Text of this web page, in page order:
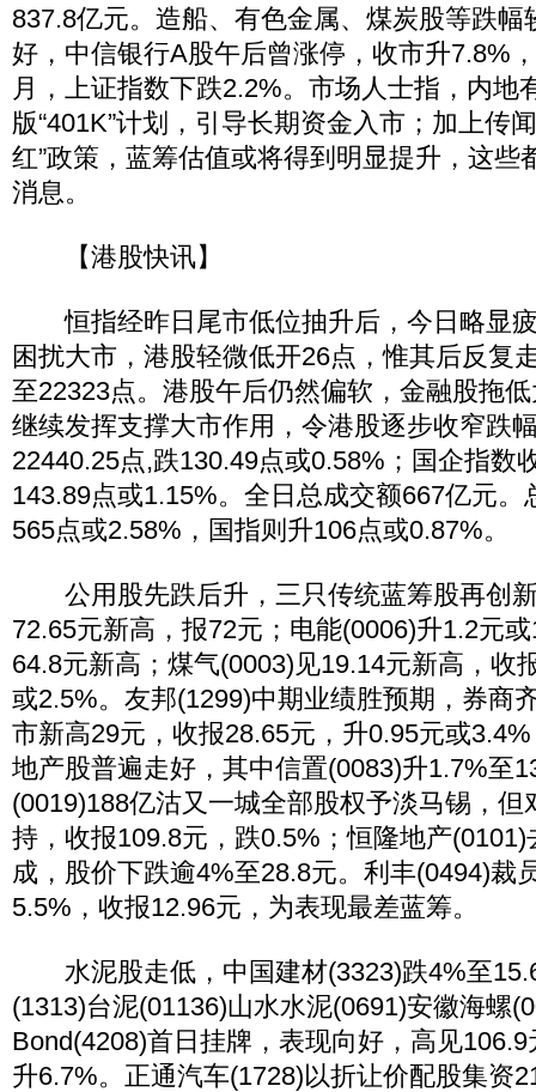
837.8亿元。造船、有色金属、煤炭股等跌幅
好，中信银行A股午后曾涨停，收市升7.8%
月，上证指数下跌2.2%。市场人士指，内地
版“401K”计划，引导长期资金入市；加上传
红”政策，蓝筹估值或将得到明显提升，这些
消息。
【港股快讯】
恒指经昨日尾市低位抽升后，今日略显
困扰大市，港股轻微低开26点，惟其后反复
至22323点。港股午后仍然偏软，金融股拖
继续发挥支撑大市作用，令港股逐步收窄跌
22440.25点,跌130.49点或0.58%；国企指数
143.89点或1.15%。全日总成交额667亿元。
565点或2.58%，国指则升106点或0.87%。
公用股先跌后升，三只传统蓝筹股再创新
72.65元新高，报72元；电能(0006)升1.2元
64.8元新高；煤气(0003)见19.14元新高，收
或2.5%。友邦(1299)中期业绩胜预期，券商
市新高29元，收报28.65元，升0.95元或
地产股普遍走好，其中信置(0083)升1.7%至
(0019)188亿沽又一城全部股权予淡马锡，但
持，收报109.8元，跌0.5%；恒隆地产
成，股价下跌逾4%至28.8元。利丰(0494)裁
5.5%，收报12.96元，为表现最差蓝筹。
水泥股走低，中国建材(3323)跌4%至
(1313)台泥(01136)山水水泥(0691)安徽海螺
Bond(4208)首日挂牌，表现向好，高见
升6.7%。正通汽车(1728)以折让价配股集资